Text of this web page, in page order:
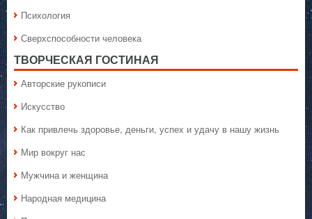
Психология
Сверхспособности человека
ТВОРЧЕСКАЯ ГОСТИНАЯ
Авторские рукописи
Искусство
Как привлечь здоровье, деньги, успех и удачу в нашу жизнь
Мир вокруг нас
Мужчина и женщина
Народная медицина